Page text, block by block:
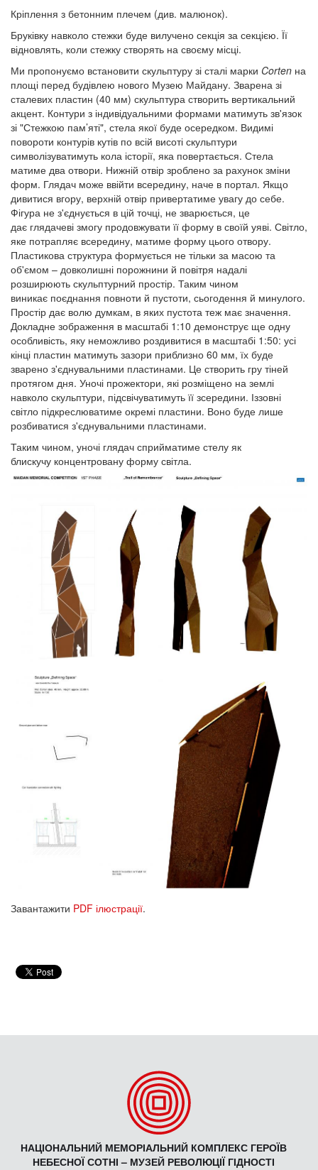
Кріплення з бетонним плечем (див. малюнок).
Бруківку навколо стежки буде вилучено секція за секцією. Її
відновлять, коли стежку створять на своєму місці.
Ми пропонуємо встановити скульптуру зі сталі марки Corten на
площі перед будівлею нового Музею Майдану. Зварена зі
сталевих пластин (40 мм) скульптура створить вертикальний
акцент. Контури з індивідуальними формами матимуть зв'язок
зі "Стежкою пам’яті", стела якої буде осередком. Видимі
повороти контурів кутів по всій висоті скульптури
символізуватимуть кола історії, яка повертається. Стела
матиме два отвори. Нижній отвір зроблено за рахунок зміни
форм. Глядач може ввійти всередину, наче в портал. Якщо
дивитися вгору, верхній отвір привертатиме увагу до себе.
Фігура не з'єднується в цій точці, не зварюється, це
дає глядачеві змогу продовжувати її форму в своїй уяві. Світло,
яке потрапляє всередину, матиме форму цього отвору.
Пластикова структура формується не тільки за масою та
об'ємом – довколишні порожнини й повітря надалі
розширюють скульптурний простір. Таким чином
виникає поєднання повноти й пустоти, сьогодення й минулого.
Простір дає волю думкам, в яких пустота теж має значення.
Докладне зображення в масштабі 1:10 демонструє ще одну
особливість, яку неможливо роздивитися в масштабі 1:50: усі
кінці пластин матимуть зазори приблизно 60 мм, їх буде
зварено з'єднувальними пластинами. Це створить гру тіней
протягом дня. Уночі прожектори, які розміщено на землі
навколо скульптури, підсвічуватимуть її зсередини. Іззовні
світло підкреслюватиме окремі пластини. Воно буде лише
розбиватися з'єднувальними пластинами.
Таким чином, уночі глядач сприйматиме стелу як
блискучу концентровану форму світла.
Завантажити PDF ілюстрації.
НАЦІОНАЛЬНИЙ МЕМОРІАЛЬНИЙ КОМПЛЕКС ГЕРОЇВ
НЕБЕСНОЇ СОТНІ – МУЗЕЙ РЕВОЛЮЦІЇ ГІДНОСТІ